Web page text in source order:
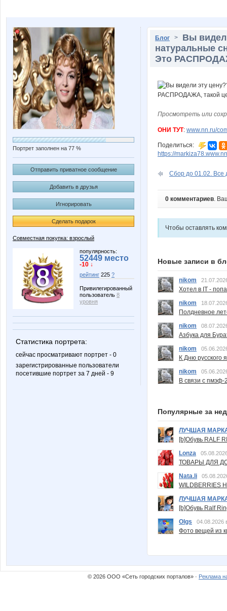
Портрет заполнен на 77 %
Отправить приватное сообщение
Добавить в друзья
Игнорировать
Сделать подарок
Совместная покупка: взрослый
популярность:
52449 место
-10 ↓
рейтинг 225 ?
Привилегированный
пользователь 8
уровня
Статистика портрета:
сейчас просматривают портрет - 0
зарегистрированные пользователи
посетившие портрет за 7 дней - 9
Блог > Вы
натуральные
Это
Просмотреть или
ОНИ ТУТ: www.nn.ru/
Поделиться:
https://
Сбор до 01.02. Все
0 комментариев.
Чтобы оставлять
Новые записи в
nikom
Хотел в IT -
nikom
Полдневное
nikom
Азбука для
nikom
К Дню русского
nikom
В связи с пмэф-
Популярные за
ЛУЧШАЯ
[b]Обувь RALF
Lonza
ТОВАРЫ ДЛЯ
Nata.li
ЛУЧШАЯ
[b]Обувь Ralf
Olgs
04.08.2026
Фото вещей из
© 2026 ООО «Сеть городских порталов» · Реклама